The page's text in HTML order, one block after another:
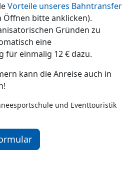
Vorteile unseres Bahntransfer
Öffnen bitte anklicken).
Gründen zu
eine
für einmalig 12 € dazu.
kann die Anreise auch in
und Eventtouristik